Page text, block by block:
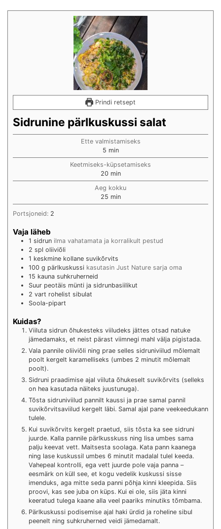
Prindi retsept
Sidrunine pärlkuskussi salat
Ette valmistamiseks
5min
min
Keetmiseks-küpsetamiseks
20min
min
Aeg kokku
25min
min
Portsjoneid: 2
Vaja läheb
1 sidrun ilma vahatamata ja korralikult pestud
2 spl oliiviõli
1 keskmine kollane suvikõrvits
100 g pärlkuskussi kasutasin Just Nature sarja oma
15 kauna suhkruherneid
Suur peotäis münti ja sidrunbasiilikut
2 vart rohelist sibulat
Soola-pipart
Kuidas?
Viiluta sidrun õhukesteks viiludeks jättes otsad natuke
jämedamaks, et neist pärast viimnegi mahl välja pigistada.
Vala pannile oliiviõli ning prae selles sidruniviilud mõlemalt
poolt kergelt karamelliseks (umbes 2 minutit mõlemalt
poolt).
Sidruni praadimise ajal viiluta õhukeselt suvikõrvits (selleks
on hea kasutada näiteks juustunuga).
Tõsta sidruniviilud pannilt kaussi ja prae samal pannil
suvikõrvitsaviilud kergelt läbi. Samal ajal pane veekeedukann
tulele.
Kui suvikõrvits kergelt praetud, siis tõsta ka see sidruni
juurde. Kalla pannile pärlkusskuss ning lisa umbes sama
palju keevat vett. Maitsesta soolaga. Kata pann kaanega
ning lase kuskussil umbes 6 minutit madalal tulel keeda.
Vahepeal kontrolli, ega vett juurde pole vaja panna –
eesmärk on küll see, et kogu vedelik kuskussi sisse
imenduks, aga mitte seda panni põhja kinni kleepida. Siis
proovi, kas see juba on küps. Kui ei ole, siis jäta kinni
keeratud tulega kaane alla veel paariks minutiks tõmbama.
Pärlkuskussi podisemise ajal haki ürdid ja roheline sibul
peenelt ning suhkruherned veidi jämedamalt.